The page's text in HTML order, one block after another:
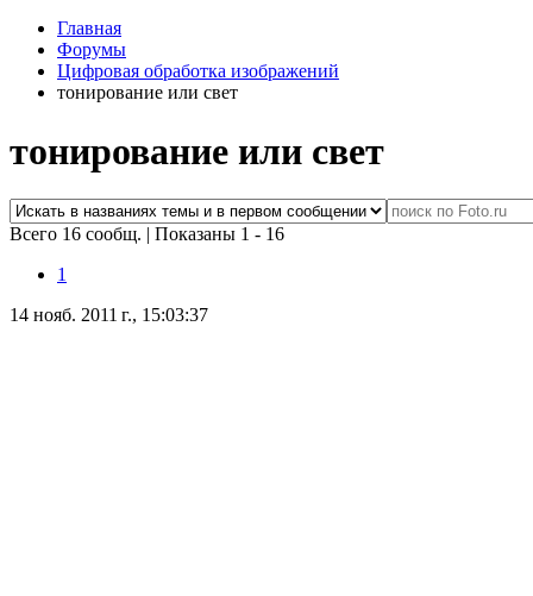
Главная
Форумы
Цифровая обработка изображений
тонирование или свет
тонирование или свет
Всего 16 сообщ. | Показаны 1 - 16
1
14 нояб. 2011 г., 15:03:37